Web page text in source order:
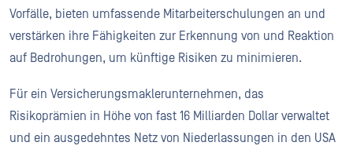
Vorfälle, bieten umfassende Mitarbeiterschulungen an und
verstärken ihre Fähigkeiten zur Erkennung von und Reaktion
auf Bedrohungen, um künftige Risiken zu minimieren.
Für ein Versicherungsmaklerunternehmen, das
Risikoprämien in Höhe von fast 16 Milliarden Dollar verwaltet
und ein ausgedehntes Netz von Niederlassungen in den USA